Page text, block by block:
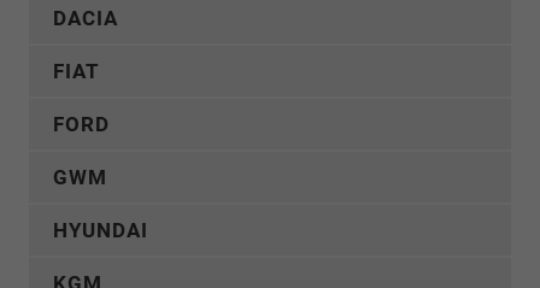
DACIA
FIAT
FORD
GWM
HYUNDAI